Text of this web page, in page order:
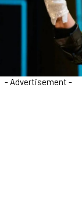
- Advertisement -